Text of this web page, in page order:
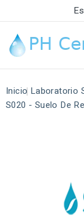
Es
Inicio Laboratorio
S020 - Suelo De